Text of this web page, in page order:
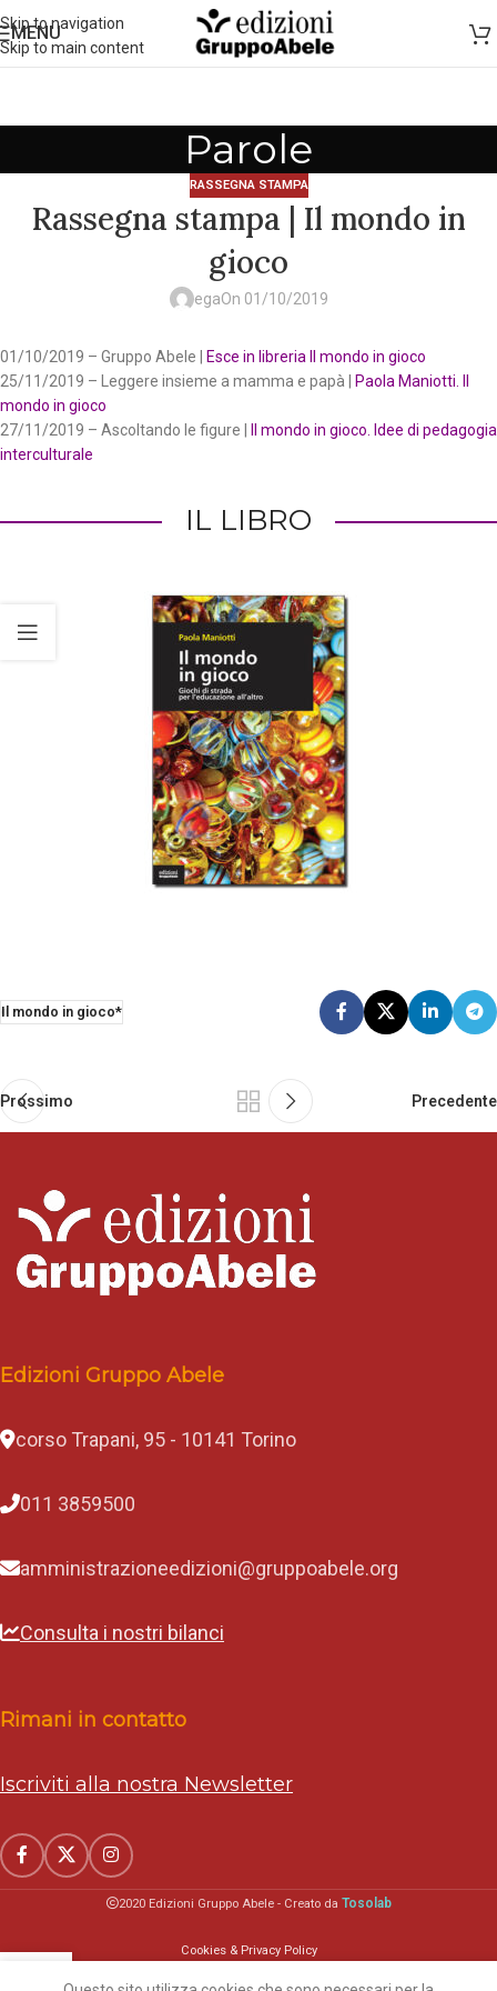
Skip to navigation
Skip to main content
MENU
Parole
RASSEGNA STAMPA
Rassegna stampa | Il mondo in
gioco
egaOn 01/10/2019
01/10/2019 – Gruppo Abele |
Esce in libreria Il mondo in gioco
25/11/2019 – Leggere insieme a mamma e papà |
Paola Maniotti. Il
mondo in gioco
27/11/2019 – Ascoltando le figure |
Il mondo in gioco. Idee di pedagogia
interculturale
IL LIBRO
Il mondo in gioco*
Prossimo Precedente
Edizioni Gruppo Abele
corso Trapani, 95 - 10141 Torino
011 3859500
amministrazioneedizioni@gruppoabele.org
Consulta i nostri bilanci
Rimani in contatto
Iscriviti alla nostra Newsletter
2020 Edizioni Gruppo Abele - Creato da Tosolab
Cookies & Privacy Policy